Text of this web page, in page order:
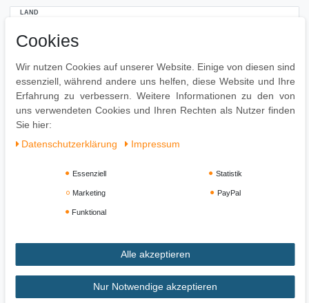
LAND
Hiermit bestätige ich, dass ich dieDaten­schutz­erklärung
gelesen habe.*
Daten­schutz­erklärung
Widerrufs­recht Vertrag widerrufen
Cookies
Wir nutzen Cookies auf unserer Website. Einige von diesen sind
essenziell, während andere uns helfen, diese Website und Ihre
Erfahrung zu verbessern. Weitere Informationen zu den von
uns verwendeten Cookies und Ihren Rechten als Nutzer finden
Sie hier:
Daten­schutz­erklärung
Impressum
Essenziell Statistik
Marketing PayPal
Funktional
Alle akzeptieren
Nur Notwendige akzeptieren